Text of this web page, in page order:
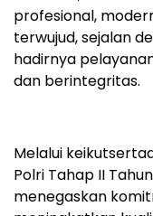
profesional,
terwujud, sejalan
hadirnya
dan berintegritas.
Melalui
Polri Tahap II
menegaskan